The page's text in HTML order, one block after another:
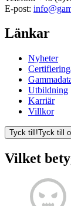
E-post:
Länkar
Nyheter
Utbildning
Karriär
Villkor
Tyck till!Tyck till
Vilket